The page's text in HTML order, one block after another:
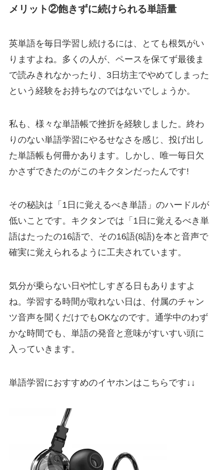
メリット②飽きずに続けられる単語量
英単語を毎日学習し続けるには、とても根気がい
りますよね。多くの人が、ペースを保てず最後ま
で読みきれなかったり、 3日坊主でやめてしまった
という経験をお持ちなのではないでしょうか。
私も、様々な単語帳で挫折を経験しました。終わ
りのない単語学習にやるせなさを感じ、投げ出し
た単語帳も何冊かあります。しかし、唯一毎日欠
かさずできたのがこのキクタンだったんです!
その秘訣は「1日に覚えるべき単語」のハードルが
低いことです。キクタンでは「 1日に覚えるべき単
語はたったの16語で、その16語(8語)を本と音声で
確実に覚えられるように工夫されています。
気分が乗らない日や忙しすぎる日もありますよ
ね。学習する時間が取れない日は、 付属のチャン
ツ音声を聞くだけでもOKなのです。通学中のわず
かな時間でも、 単語の発音と意味がすいすい頭に
入っていきます。
単語学習におすすめのイヤホンはこちらです↓↓